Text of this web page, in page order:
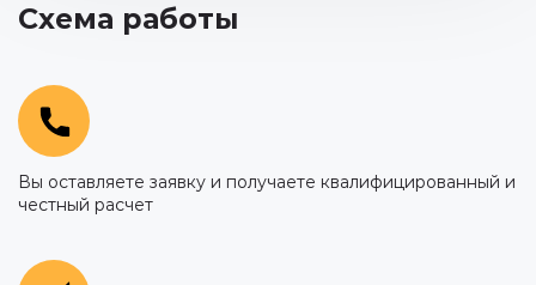
Схема работы
Вы оставляете заявку и получаете квалифицированный и
честный расчет